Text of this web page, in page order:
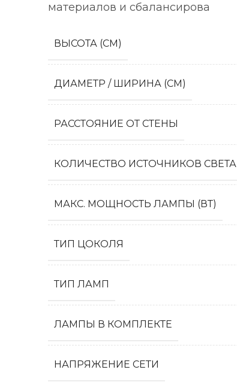
материалов и сбалансирова
ВЫСОТА (СМ)
ДИАМЕТР / ШИРИНА (СМ)
РАССТОЯНИЕ ОТ СТЕНЫ
КОЛИЧЕСТВО ИСТОЧНИКОВ СВЕТА
МАКС. МОЩНОСТЬ ЛАМПЫ (ВТ)
ТИП ЦОКОЛЯ
ТИП ЛАМП
ЛАМПЫ В КОМПЛЕКТЕ
НАПРЯЖЕНИЕ СЕТИ